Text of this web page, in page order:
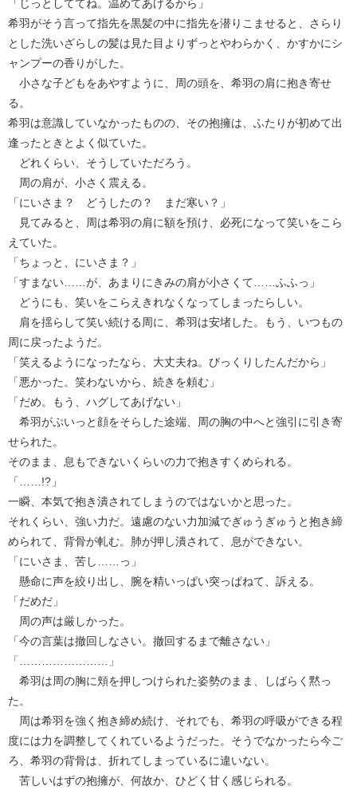
「じっとしててね。温めてあげるから」
希羽がそう言って指先を黒髪の中に指先を潜りこませると、さらり
とした洗いざらしの髪は見た目よりずっとやわらかく、かすかにシ
ャンプーの香りがした。
小さな子どもをあやすように、周の頭を、希羽の肩に抱き寄せ
る。
希羽は意識していなかったものの、その抱擁は、ふたりが初めて出
逢ったときとよく似ていた。
どれくらい、そうしていただろう。
周の肩が、小さく震える。
「にいさま？ どうしたの？ まだ寒い？」
見てみると、周は希羽の肩に額を預け、必死になって笑いをこら
えていた。
「ちょっと、にいさま？」
「すまない……が、あまりにきみの肩が小さくて……ふふっ」
どうにも、笑いをこらえきれなくなってしまったらしい。
肩を揺らして笑い続ける周に、希羽は安堵した。もう、いつもの
周に戻ったようだ。
「笑えるようになったなら、大丈夫ね。びっくりしたんだから」
「悪かった。笑わないから、続きを頼む」
「だめ。もう、ハグしてあげない」
希羽がぷいっと顔をそらした途端、周の胸の中へと強引に引き寄
せられた。
そのまま、息もできないくらいの力で抱きすくめられる。
「……!?」
一瞬、本気で抱き潰されてしまうのではないかと思った。
それくらい、強い力だ。遠慮のない力加減でぎゅうぎゅうと抱き締
められて、背骨が軋む。肺が押し潰されて、息ができない。
「にいさま、苦し……っ」
懸命に声を絞り出し、腕を精いっぱい突っぱねて、訴える。
「だめだ」
周の声は厳しかった。
「今の言葉は撤回しなさい。撤回するまで離さない」
「……………………」
希羽は周の胸に頬を押しつけられた姿勢のまま、しばらく黙っ
た。
周は希羽を強く抱き締め続け、それでも、希羽の呼吸ができる程
度には力を調整してくれているようだった。そうでなかったら今ご
ろ、希羽の背骨は、折れてしまっているに違いない。
苦しいはずの抱擁が、何故か、ひどく甘く感じられる。